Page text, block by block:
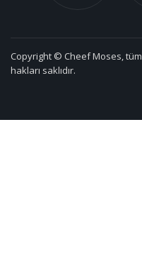
Copyright © Cheef Moses, tüm
hakları saklıdır.